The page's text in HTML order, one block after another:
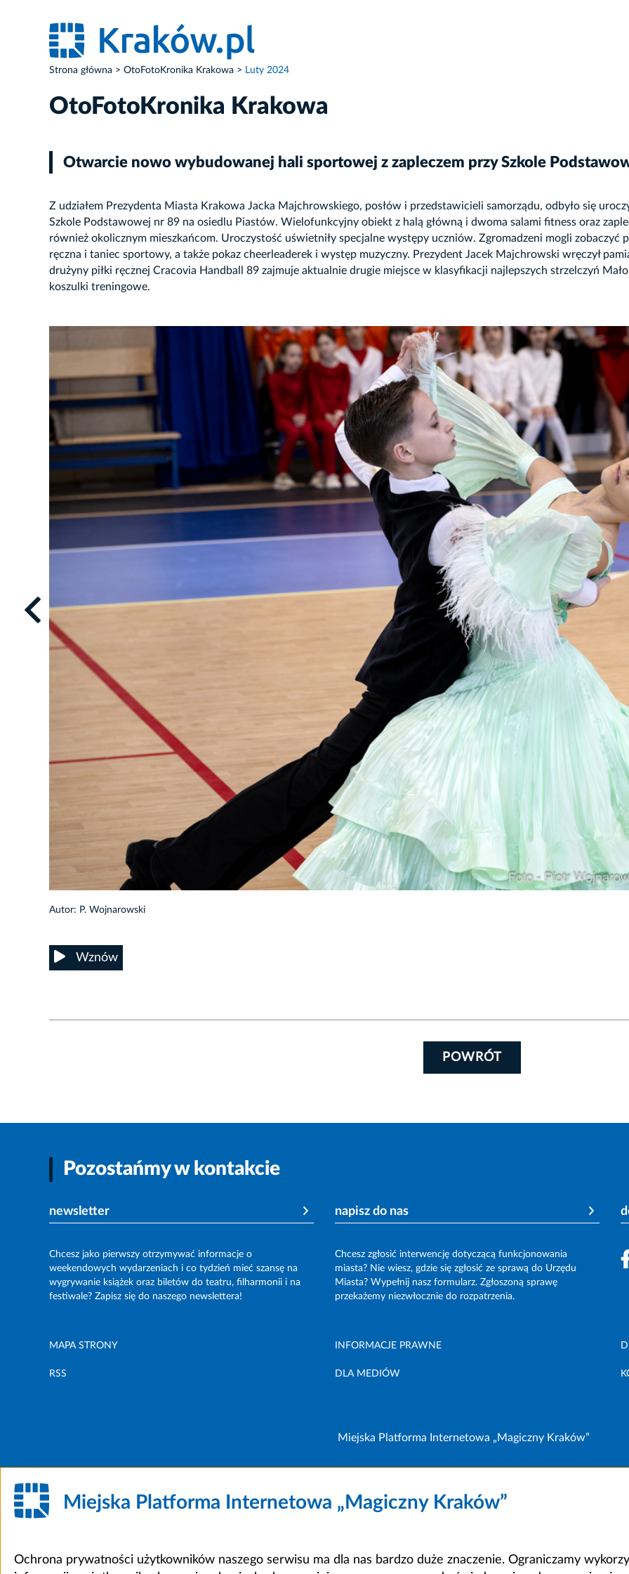
Strona główna OtoFotoKronika Krakowa Luty 2024
OtoFotoKronika Krakowa
Otwarcie nowo wybudowanej hali sportowej z zapleczem przy Szkole
Z udziałem Prezydenta Miasta Krakowa Jacka Majchrowskiego, posłów i przedstawicieli samorządu, odbyło się
Szkole Podstawowej nr 89 na osiedlu Piastów. Wielofunkcyjny obiekt z halą główną i dwoma salami fitness oraz
również okolicznym mieszkańcom. Uroczystość uświetniły specjalne występy uczniów. Zgromadzeni mogli zobaczyć
ręczna i taniec sportowy, a także pokaz cheerleaderek i występ muzyczny. Prezydent Jacek Majchrowski wręczył
drużyny piłki ręcznej Cracovia Handball 89 zajmuje aktualnie drugie miejsce w klasyfikacji najlepszych strzelczyń
koszulki treningowe.
Autor: P. Wojnarowski
Wznów
POWRÓT
Pozostańmy w kontakcie
newsletter
Chcesz jako pierwszy otrzymywać informacje o
weekendowych wydarzeniach i co tydzień mieć szansę na
wygrywanie książek oraz biletów do teatru, filharmonii i na
festiwale? Zapisz się do naszego newslettera!
napisz do nas
Chcesz zgłosić interwencję dotyczącą funkcjonowania
miasta? Nie wiesz, gdzie się zgłosić ze sprawą do Urzędu
Miasta? Wypełnij nasz formularz. Zgłoszoną sprawę
przekażemy niezwłocznie do rozpatrzenia.
MAPA STRONY INFORMACJE PRAWNE
RSS DLA MEDIÓW
Miejska Platforma Internetowa „Magiczny Kraków”
Miejska Platforma Internetowa „Magiczny Kraków”
Ochrona prywatności użytkowników naszego serwisu ma dla nas bardzo duże znaczenie. Ograniczamy